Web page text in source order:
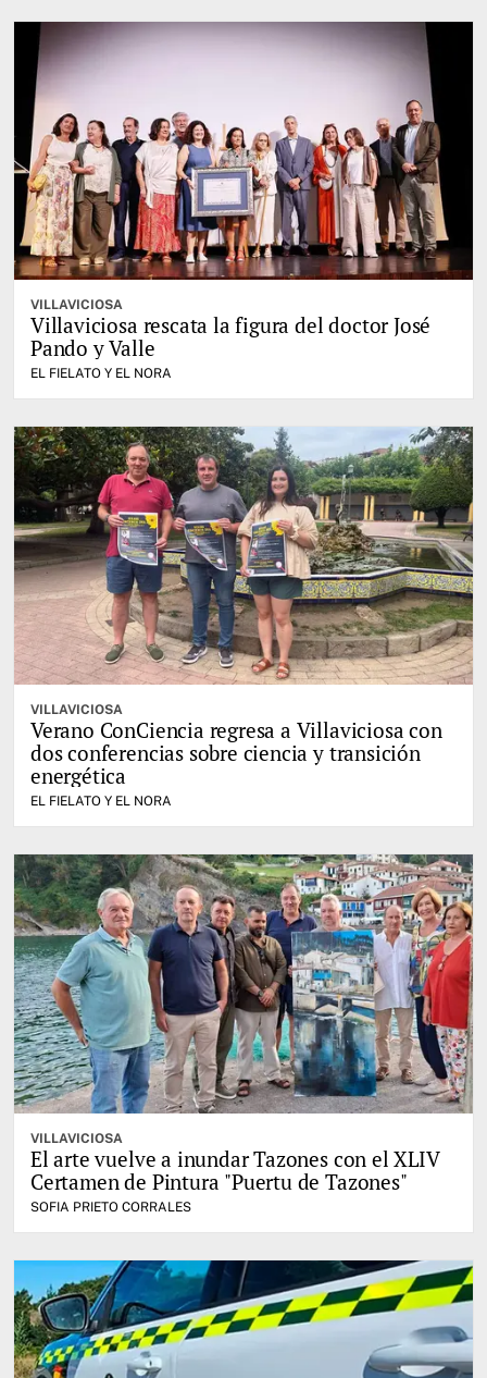
VILLAVICIOSA
Villaviciosa rescata la figura del doctor José
Pando y Valle
EL FIELATO Y EL NORA
VILLAVICIOSA
Verano ConCiencia regresa a Villaviciosa con
dos conferencias sobre ciencia y transición
energética
EL FIELATO Y EL NORA
VILLAVICIOSA
El arte vuelve a inundar Tazones con el XLIV
Certamen de Pintura "Puertu de Tazones"
SOFIA PRIETO CORRALES